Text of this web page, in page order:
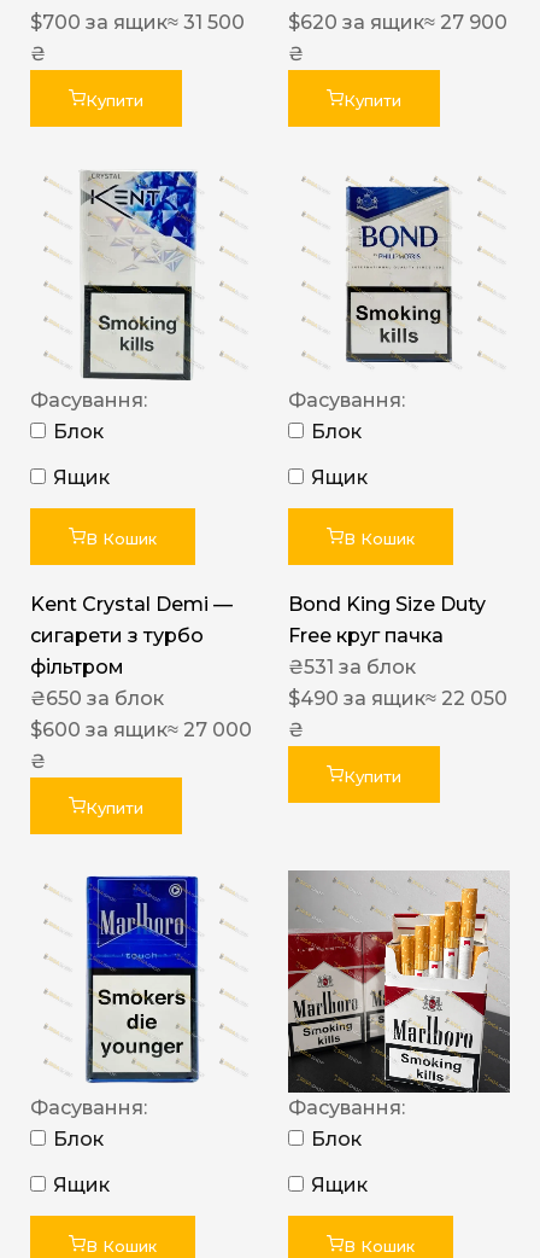
$700 за ящик≈ 31 500
₴
Купити
$620 за ящик≈ 27 900
₴
Купити
Фасування:
Блок
Ящик
В Кошик
Kent Crystal Demi —
сигарети з турбо
фільтром
₴650 за блок
$600 за ящик≈ 27 000
₴
Купити
Фасування:
Блок
Ящик
В Кошик
Bond King Size Duty
Free круг пачка
₴531 за блок
$490 за ящик≈ 22 050
₴
Купити
Фасування:
Блок
Ящик
В Кошик
Фасування:
Блок
Ящик
В Кошик